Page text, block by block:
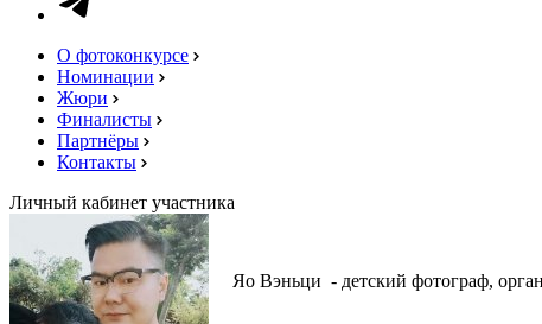
О фотоконкурсе
Номинации
Жюри
Финалисты
Партнёры
Контакты
Личный кабинет участника
Яо Вэньци - детский фотограф,